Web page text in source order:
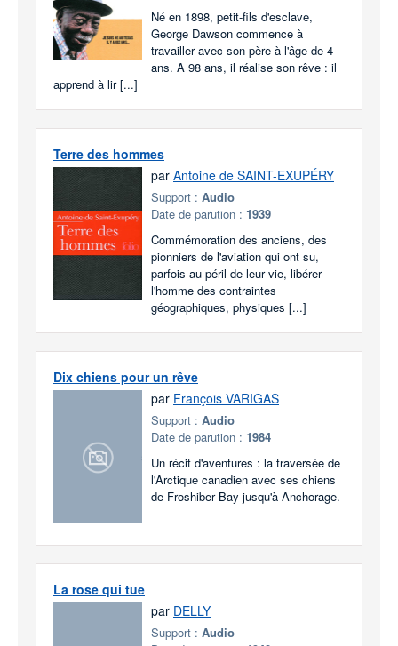
Né en 1898, petit-fils d'esclave,
George Dawson commence à
travailler avec son père à l'âge de 4
ans. A 98 ans, il réalise son rêve : il
apprend à lir [...]
Terre des hommes
par Antoine de SAINT-EXUPÉRY
Support : Audio
Date de parution : 1939
Commémoration des anciens, des
pionniers de l'aviation qui ont su,
parfois au péril de leur vie, libérer
l'homme des contraintes
géographiques, physiques [...]
Dix chiens pour un rêve
par François VARIGAS
Support : Audio
Date de parution : 1984
Un récit d'aventures : la traversée de
l'Arctique canadien avec ses chiens
de Froshiber Bay jusqu'à Anchorage.
La rose qui tue
par DELLY
Support : Audio